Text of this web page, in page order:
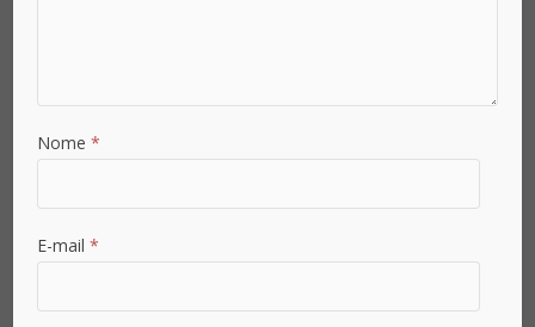
Sobrenome
Email
Nome*
E-mail*